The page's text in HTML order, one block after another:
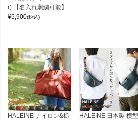
r) 【名入れ刺繍可能】
¥5,900(税込)
HALEINE ナイロン&栃
HALEINE 日本製 横型